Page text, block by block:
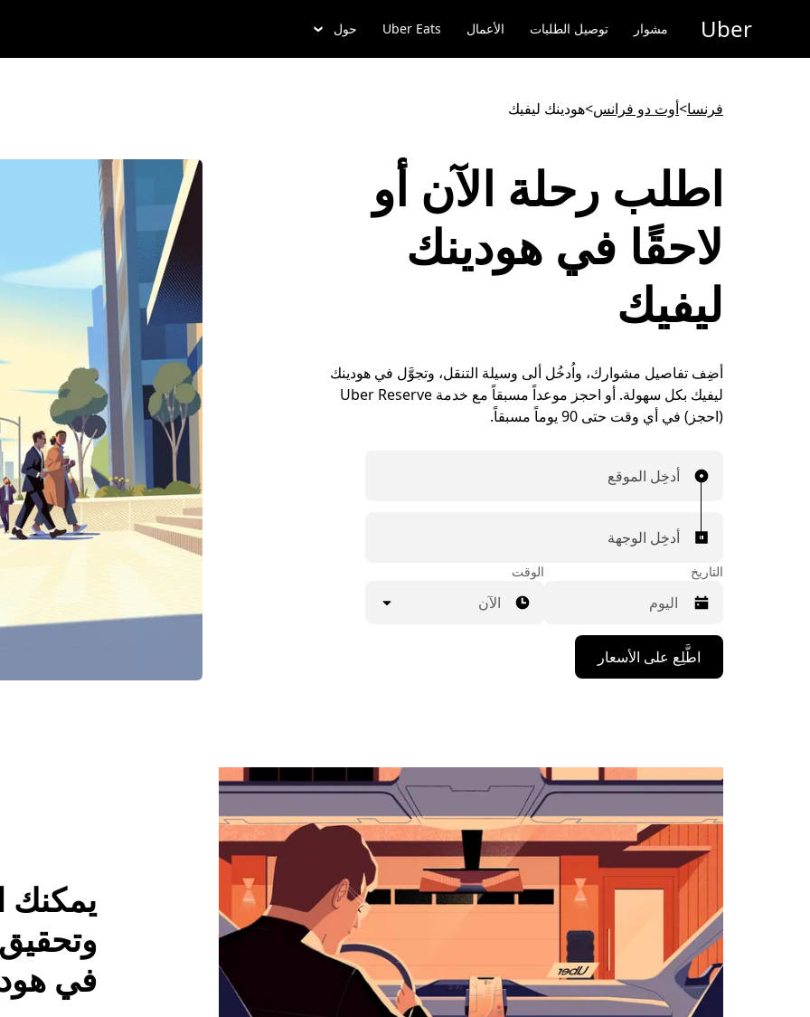
المحتوى
Uber مشوار توصيل الطلبات الأعمال Uber Eats حول
فرنسا>أوت دو فرانس>هودينك ليفيك
اطلب رحلة الآن أو
لاحقًا في هودينك
ليفيك
أضِف تفاصيل مشوارك، واُدخُل ألى وسيلة التنقل، وتجوَّل في هودينك
ليفيك بكل سهولة. أو احجز موعداً مسبقاً مع خدمة Uber Reserve
(احجز) في أي وقت حتى 90 يوماً مسبقاً.
أدخِل الموقع
أدخِل الوجهة
التاريخ
اضغط
على
مفتاح
التقويم
واختيار
اضغط
زر
الخروج
التقويم.
الوقت
الآن
اطَّلِع على الأسعار
يمكنك
في